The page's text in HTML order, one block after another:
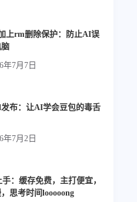
日志
75 电子书
联盟 表情 视频
笔记 6
杂谈 3 音乐
上rm删除保护：防止AI误
年7月7日
布：让AI学会豆包的毒舌
年7月2日
：缓存免费，主打便宜，
思考时间looooong